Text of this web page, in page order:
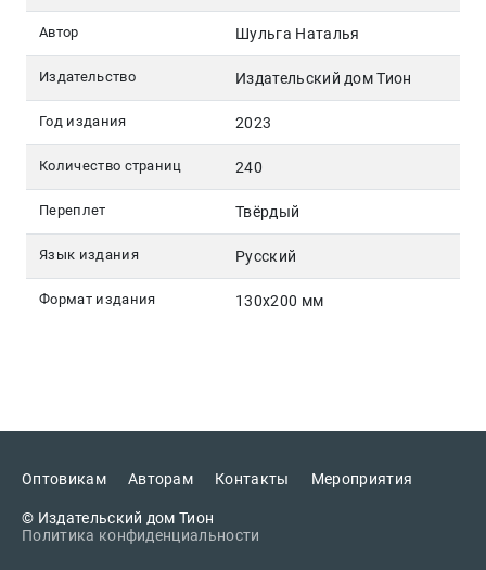
Автор Шульга Наталья
Издательство Издательский дом Тион
Год издания 2023
Количество страниц 240
Переплет Твёрдый
Язык издания Русский
Формат издания 130х200 мм
Оптовикам Авторам Контакты Мероприятия
© Издательский дом Тион
Политика конфиденциальности